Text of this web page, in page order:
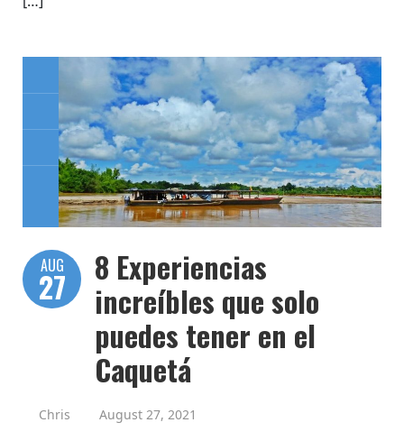
AUG
27
8 Experiencias
increíbles que solo
puedes tener en el
Caquetá
Chris August 27, 2021